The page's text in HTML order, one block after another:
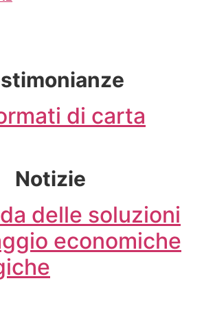
di carta
Notizie
delle soluzioni
economiche